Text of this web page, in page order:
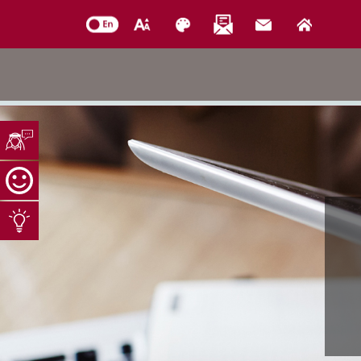
خدمات الدائرة
خدمات الأفراد